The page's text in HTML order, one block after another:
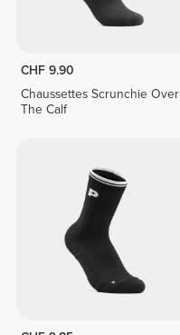
CHF 9.90
Chaussettes Scrunchie Over
The Calf